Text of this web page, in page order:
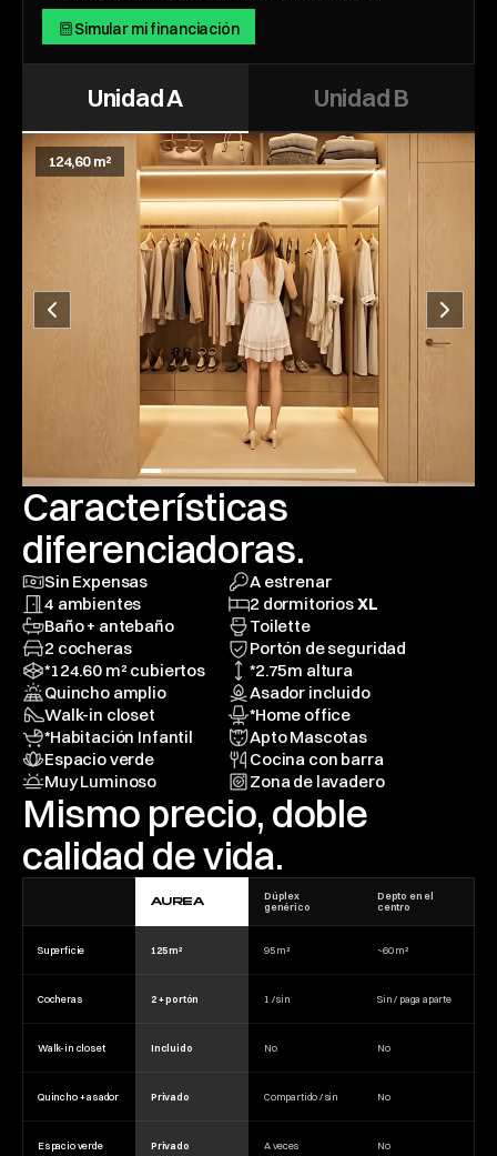
Simular mi financiación
Simular mi financiación
Unidad A Unidad B
124,60 m²
Características
diferenciadoras.
Sin Expensas
4 ambientes
Baño + antebaño
2 cocheras
*124.60 m² cubiertos
Quincho amplio
Walk-in closet
*Habitación Infantil
Espacio verde
Muy Luminoso
A estrenar
2 dormitorios XL
Toilette
Portón de seguridad
*2.75m altura
Asador incluido
*Home office
Apto Mascotas
Cocina con barra
Zona de lavadero
Mismo precio, doble
calidad de vida.
AUREA
Dúplex
genérico
Depto en el
centro
Superficie 125 m² 95 m² ~60 m²
Cocheras 2 + portón 1 / sin Sin / paga aparte
Walk-in closet Incluido No No
Quincho + asador Privado Compartido / sin No
Espacio verde Privado A veces No